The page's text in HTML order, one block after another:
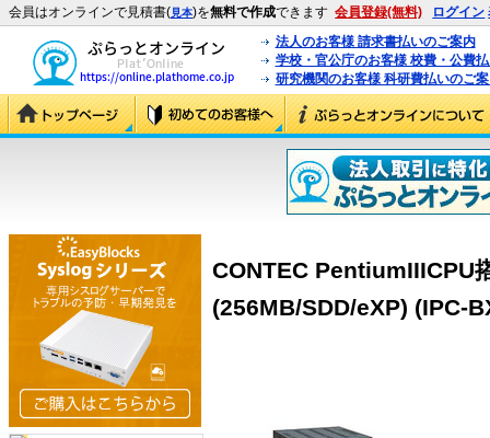
会員はオンラインで見積書(見本)を無料で作成できます 会員登録(無料) ログイン
法人のお客様 請求書払いのご案内
学校・官公庁のお客様 校費・公費
研究機関のお客様 科研費払いのご
CONTEC PentiumIIICPU
(256MB/SDD/eXP) (IPC-